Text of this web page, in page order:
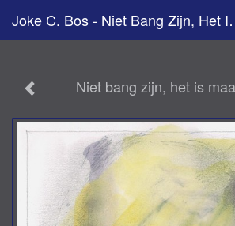
Joke C.
Niet bang zijn, het is